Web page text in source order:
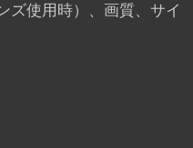
ズ使用時）、画質、サイ